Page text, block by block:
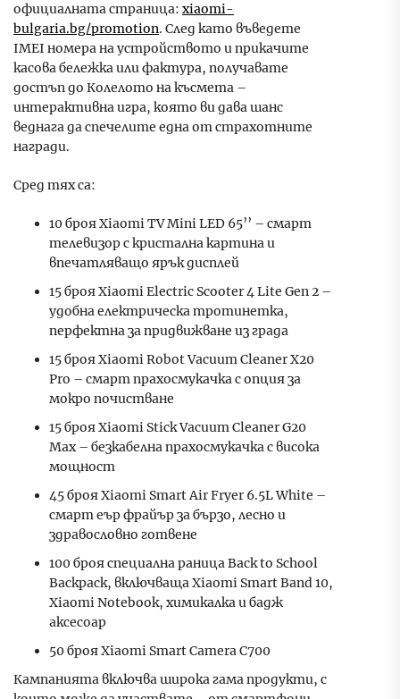
официалната страница: xiaomi-
bulgaria.bg/promotion. След като въведете
IMEI номера на устройството и прикачите
касова бележка или фактура, получавате
достъп до Колелото на късмета –
интерактивна игра, която ви дава шанс
веднага да спечелите една от страхотните
награди.
Сред тях са:
10 броя Xiaomi TV Mini LED 65’’ – смарт
телевизор с кристална картина и
впечатляващо ярък дисплей
15 броя Xiaomi Electric Scooter 4 Lite Gen 2 –
удобна електрическа тротинетка,
перфектна за придвижване из града
15 броя Xiaomi Robot Vacuum Cleaner X20
Pro – смарт прахосмукачка с опция за
мокро почистване
15 броя Xiaomi Stick Vacuum Cleaner G20
Max – безкабелна прахосмукачка с висока
мощност
45 броя Xiaomi Smart Air Fryer 6.5L White –
смарт еър фрайър за бързо, лесно и
здравословно готвене
100 броя специална раница Back to School
Backpack, включваща Xiaomi Smart Band 10,
Xiaomi Notebook, химикалка и бадж
аксесоар
50 броя Xiaomi Smart Camera C700
Кампанията включва широка гама продукти, с